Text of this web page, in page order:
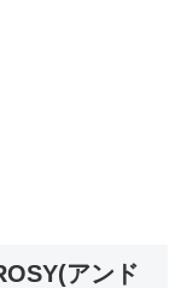
アンド